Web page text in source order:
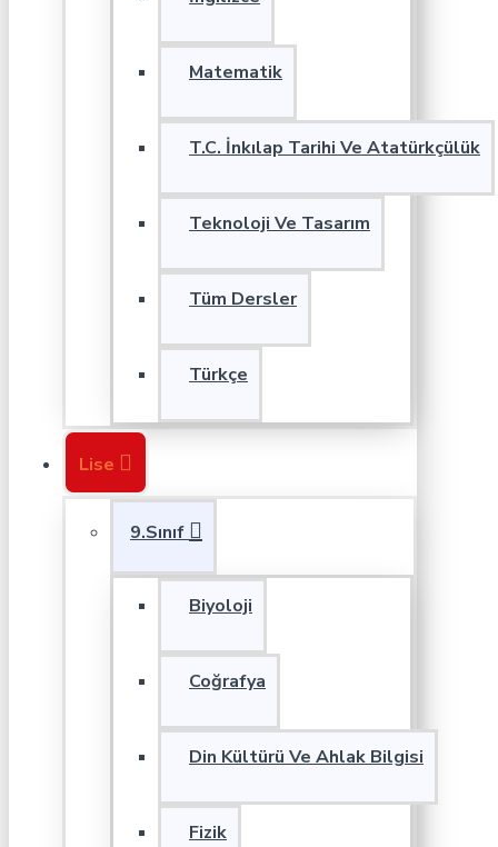
Matematik
T.C. İnkılap Tarihi Ve Atatürkçülük
Teknoloji Ve Tasarım
Tüm Dersler
Türkçe
Lise
9.Sınıf
Biyoloji
Coğrafya
Din Kültürü Ve Ahlak Bilgisi
Fizik